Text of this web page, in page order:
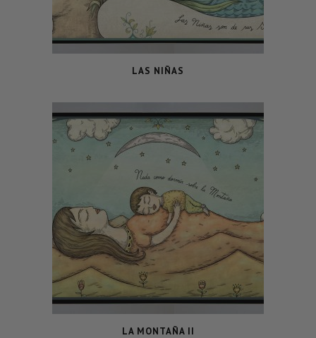
LAS NIÑAS
LA MONTAÑA II